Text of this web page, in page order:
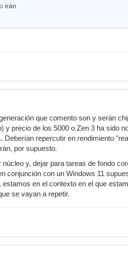
irán
que comento son y serán
y precio de los 5000 o Zen 3 ha sido
repercutir en rendimiento
por supuesto.
y, dejar para tareas de fondo
conjunción con un Windows 11
en el contexto en el que
se vayan a repetir.